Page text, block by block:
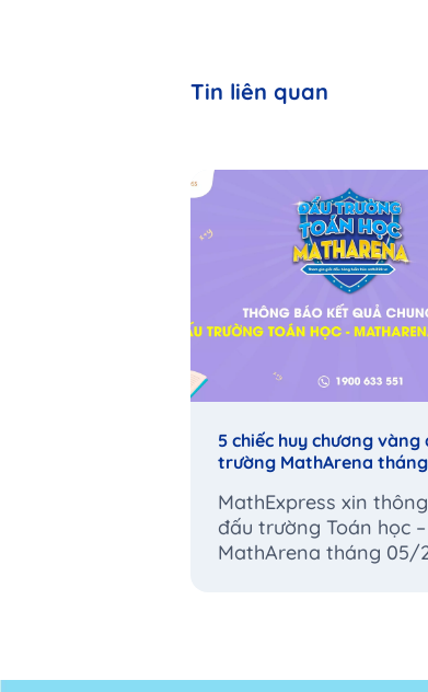
Tin liên quan
5 chiếc huy chương vàng
trường MathArena
MathExpress xin
đấu trường Toán học –
MathArena tháng 05/